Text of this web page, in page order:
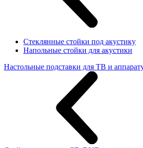
Стеклянные стойки под акустику
Напольные стойки для акустики
Настольные подставки для ТВ и